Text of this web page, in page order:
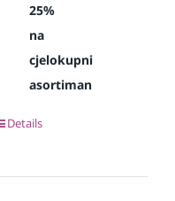
25%
na
cjelokupni
asortiman
Details